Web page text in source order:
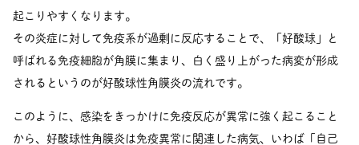
起こりやすくなります。
その炎症に対して免疫系が過剰に反応することで、「好酸球」と
呼ばれる免疫細胞が角膜に集まり、白く盛り上がった病変が形成
されるというのが好酸球性角膜炎の流れです。
このように、感染をきっかけに免疫反応が異常に強く起こること
から、好酸球性角膜炎は免疫異常に関連した病気、いわば「自己